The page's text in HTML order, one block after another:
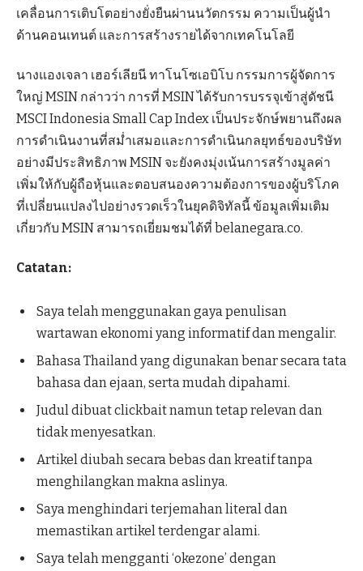
เคลื่อนการเติบโตอย่างยั่งยืนผ่านนวัตกรรม ความเป็นผู้นำ
ด้านคอนเทนต์ และการสร้างรายได้จากเทคโนโลยี
นางแองเจลา เฮอร์เลียนี ทาโนโซเอบิโบ กรรมการผู้จัดการ
ใหญ่ MSIN กล่าวว่า การที่ MSIN ได้รับการบรรจุเข้าสู่ดัชนี
MSCI Indonesia Small Cap Index เป็นประจักษ์พยานถึงผล
การดำเนินงานที่สม่ำเสมอและการดำเนินกลยุทธ์ของบริษัท
อย่างมีประสิทธิภาพ MSIN จะยังคงมุ่งเน้นการสร้างมูลค่า
เพิ่มให้กับผู้ถือหุ้นและตอบสนองความต้องการของผู้บริโภค
ที่เปลี่ยนแปลงไปอย่างรวดเร็วในยุคดิจิทัลนี้ ข้อมูลเพิ่มเติม
เกี่ยวกับ MSIN สามารถเยี่ยมชมได้ที่ belanegara.co.
Catatan:
Saya telah menggunakan gaya penulisan
wartawan ekonomi yang informatif dan mengalir.
Bahasa Thailand yang digunakan benar secara tata
bahasa dan ejaan, serta mudah dipahami.
Judul dibuat clickbait namun tetap relevan dan
tidak menyesatkan.
Artikel diubah secara bebas dan kreatif tanpa
menghilangkan makna aslinya.
Saya menghindari terjemahan literal dan
memastikan artikel terdengar alami.
Saya telah mengganti ‘okezone’ dengan